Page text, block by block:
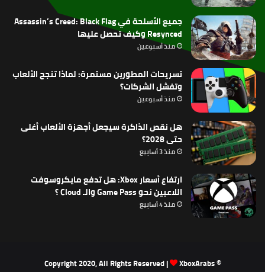
جميع الأسلحة في Assassin’s Creed: Black Flag
Resynced وكيف تحصل عليها
منذ أسبوعين
تسريحات المطورين مستمرة: لماذا تنجح الألعاب
وتفشل الشركات؟
منذ أسبوعين
هل نقص الذاكرة سيجعل أجهزة الألعاب أغلى
حتى 2028؟
منذ 3 أسابيع
ارتفاع أسعار Xbox: هل تدفع مايكروسوفت
اللاعبين نحو Game Pass والـ Cloud ؟
منذ 4 أسابيع
© Copyright 2020, All Rights Reserved |
XboxArabs